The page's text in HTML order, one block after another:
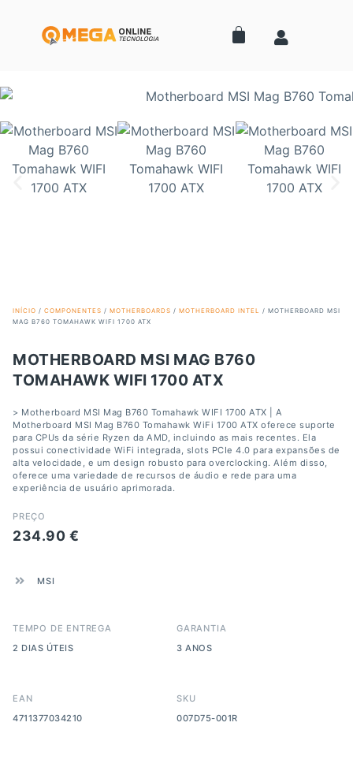
INÍCIO / COMPONENTES / MOTHERBOARDS / MOTHERBOARD INTEL
/ MOTHERBOARD MSI
MAG B760 TOMAHAWK WIFI 1700 ATX
MOTHERBOARD MSI MAG B760
TOMAHAWK WIFI 1700 ATX
> Motherboard MSI Mag B760 Tomahawk WIFI 1700 ATX | A
Motherboard MSI Mag B760 Tomahawk WiFi 1700 ATX oferece suporte
para CPUs da série Ryzen da AMD, incluindo as mais recentes. Ela
possui conectividade WiFi integrada, slots PCIe 4.0 para expansões de
alta velocidade, e um design robusto para overclocking. Além disso,
oferece uma variedade de recursos de áudio e rede para uma
experiência de usuário aprimorada.
PREÇO
234.90 €
MSI
TEMPO DE ENTREGA
2 DIAS ÚTEIS
GARANTIA
3 ANOS
EAN
4711377034210
SKU
007D75-001R